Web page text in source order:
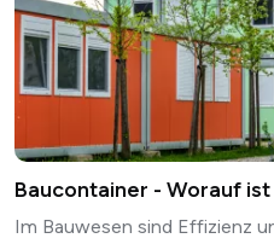
Baucontainer - Worauf
Im Bauwesen sind Effizienz